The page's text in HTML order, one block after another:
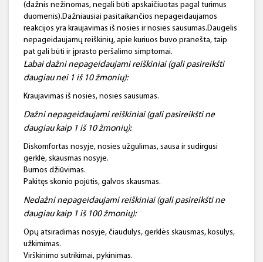
(dažnis nežinomas, negali būti apskaičiuotas pagal turimus
duomenis).Dažniausiai pasitaikančios nepageidaujamos
reakcijos yra kraujavimas iš nosies ir nosies sausumas.Daugelis
nepageidaujamų reiškinių, apie kuriuos buvo pranešta, taip
pat gali būti ir įprasto peršalimo simptomai.
Labai dažni nepageidaujami reiškiniai (gali pasireikšti
daugiau nei 1 iš 10 žmonių):
Kraujavimas iš nosies, nosies sausumas.
Dažni nepageidaujami reiškiniai (gali pasireikšti ne
daugiau kaip 1 iš 10žmonių):
Diskomfortas nosyje, nosies užgulimas, sausa ir sudirgusi
gerklė, skausmas nosyje.
Burnos džiūvimas.
Pakitęs skonio pojūtis, galvos skausmas.
Nedažni nepageidaujami reiškiniai (gali pasireikštine
daugiau kaip 1 iš 100 žmonių):
Opų atsiradimas nosyje, čiaudulys, gerklės skausmas, kosulys,
užkimimas.
Virškinimo sutrikimai, pykinimas.